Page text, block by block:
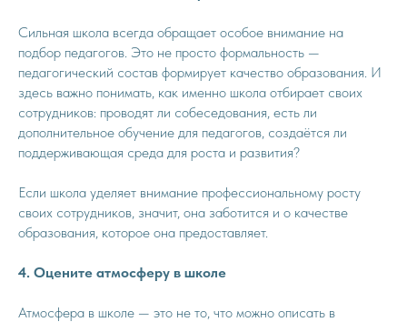
Сильная школа всегда обращает особое внимание на
подбор педагогов. Это не просто формальность —
педагогический состав формирует качество образования. И
здесь важно понимать, как именно школа отбирает своих
сотрудников: проводят ли собеседования, есть ли
дополнительное обучение для педагогов, создаётся ли
поддерживающая среда для роста и развития?
Если школа уделяет внимание профессиональному росту
своих сотрудников, значит, она заботится и о качестве
образования, которое она предоставляет.
4. Оцените атмосферу в школе
Атмосфера в школе — это не то, что можно описать в